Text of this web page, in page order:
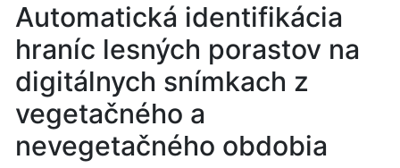
Automatická identifikácia
hraníc lesných porastov na
digitálnych snímkach z
vegetačného a
nevegetačného obdobia